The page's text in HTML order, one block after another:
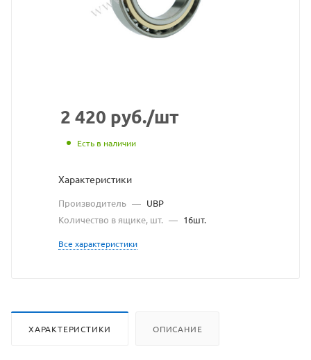
https://
разрешения
владельца
2 420 руб./шт
Есть в наличии
Характеристики
Производитель — UBP
Количество в ящике, шт. — 16шт.
Все характеристики
ХАРАКТЕРИСТИКИ ОПИСАНИЕ